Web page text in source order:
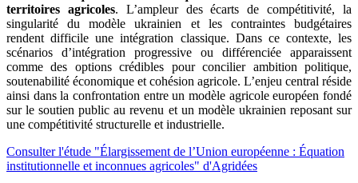
territoires agricoles. L’ampleur des écarts de compétitivité, la
singularité du modèle ukrainien et les contraintes budgétaires
rendent difficile une intégration classique. Dans ce contexte, les
scénarios d’intégration progressive ou différenciée apparaissent
comme des options crédibles pour concilier ambition politique,
soutenabilité économique et cohésion agricole. L’enjeu central réside
ainsi dans la confrontation entre un modèle agricole européen fondé
sur le soutien public au revenu et un modèle ukrainien reposant sur
une compétitivité structurelle et industrielle.
Consulter l'étude "Élargissement de l’Union européenne : Équation
institutionnelle et inconnues agricoles" d'Agridées